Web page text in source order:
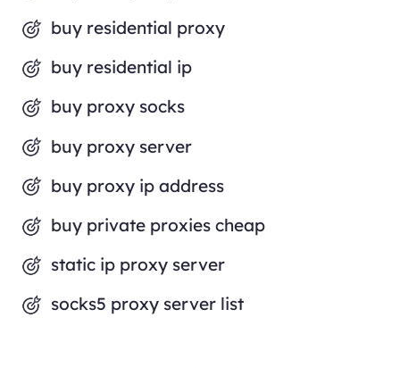
buy residential proxy
buy residential ip
buy proxy socks
buy proxy server
buy proxy ip address
buy private proxies cheap
static ip proxy server
socks5 proxy server list